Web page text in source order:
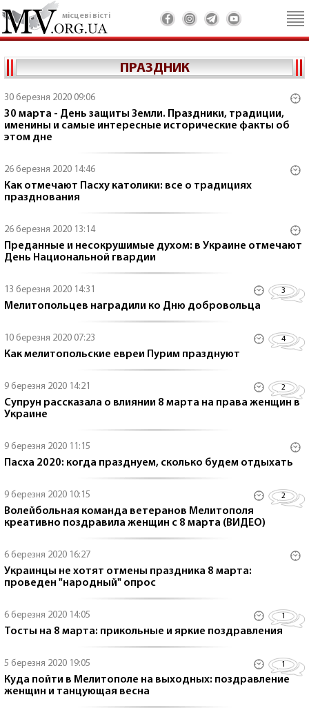
місцеві вісті
ПРАЗДНИК
30 березня 2020 09:06
30 марта - День защиты Земли. Праздники, традиции,
именины и самые интересные исторические факты об
этом дне
26 березня 2020 14:46
Как отмечают Пасху католики: все о традициях
празднования
26 березня 2020 13:14
Преданные и несокрушимые духом: в Украине отмечают
День Национальной гвардии
13 березня 2020 14:31 3
Мелитопольцев наградили ко Дню добровольца
10 березня 2020 07:23 4
Как мелитопольские евреи Пурим празднуют
9 березня 2020 14:21 2
Супрун рассказала о влиянии 8 марта на права женщин в
Украине
9 березня 2020 11:15
Пасха 2020: когда празднуем, сколько будем отдыхать
9 березня 2020 10:15 2
Волейбольная команда ветеранов Мелитополя
креативно поздравила женщин с 8 марта (ВИДЕО)
6 березня 2020 16:27
Украинцы не хотят отмены праздника 8 марта:
проведен "народный" опрос
6 березня 2020 14:05 1
Тосты на 8 марта: прикольные и яркие поздравления
5 березня 2020 19:05 1
Куда пойти в Мелитополе на выходных: поздравление
женщин и танцующая весна